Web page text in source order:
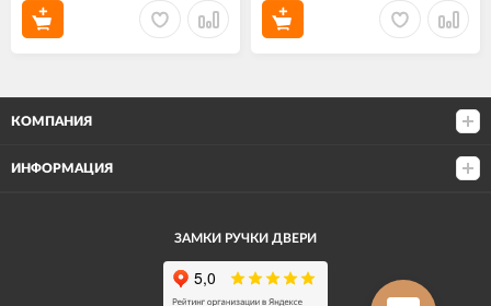
КОМПАНИЯ
ИНФОРМАЦИЯ
ЗАМКИ РУЧКИ ДВЕРИ